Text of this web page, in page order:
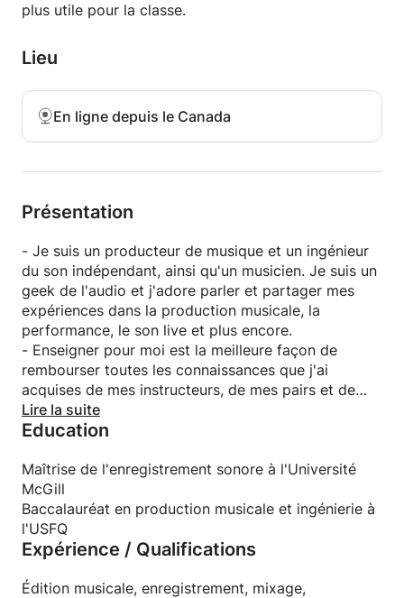
plus utile pour la classe.
Lieu
En ligne depuis le Canada
Présentation
- Je suis un producteur de musique et un ingénieur
du son indépendant, ainsi qu'un musicien. Je suis un
geek de l'audio et j'adore parler et partager mes
expériences dans la production musicale, la
performance, le son live et plus encore.
- Enseigner pour moi est la meilleure façon de
rembourser toutes les connaissances que j'ai
acquises de mes instructeurs, de mes pairs et de
mon expérience professionnelle.
- Je suis très passionné et très ouvert à toutes
contenu de mes cours pour chaque élève. Ainsi,
chaque élève apprend le plus possible et grandit à
partir du point où il se trouve déjà.
Lire la suite
Education
Maîtrise de l'enregistrement sonore à l'Université
McGill
Baccalauréat en production musicale et ingénierie à
l'USFQ
Expérience / Qualifications
Édition musicale, enregistrement, mixage,